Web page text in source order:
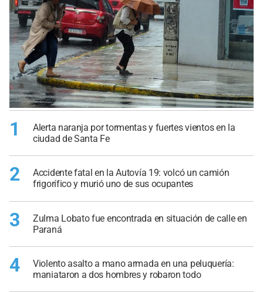
1
Alerta naranja por tormentas y fuertes vientos en la
ciudad de Santa Fe
2
Accidente fatal en la Autovía 19: volcó un camión
frigorífico y murió uno de sus ocupantes
3
Zulma Lobato fue encontrada en situación de calle en
Paraná
4
Violento asalto a mano armada en una peluquería:
maniataron a dos hombres y robaron todo